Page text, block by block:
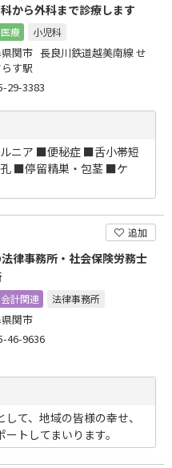
から外科まで診療します
療 小児科
関市 長良川鉄道越美南線 せ
す駅
29-3383
ニア ■便秘症 ■舌小帯短
■停留精巣・包茎 ■ケ
追加
律事務所・社会保険労務士
計関連 法律事務所
関市
46-9636
て、地域の皆様の幸せ、
トしてまいります。